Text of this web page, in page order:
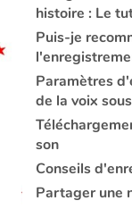
histoire : Le
Puis-je
Paramètres
de la voix
son
Conseils
Partager une